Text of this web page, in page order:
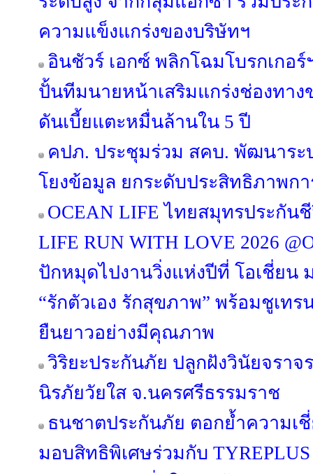
ความแข็งแกร่งของบริษัทฯ
อินชัวร์ เอกซ์ พลิกโฉมโบรกเกอ
ปั้นทีมนายหน้าเสริมแกร่งช่องทาง
ดันเบี้ยแตะหมื่นล้านใน 5 ปี
คปภ. ประชุมร่วม สคบ. พัฒนาระบ
โยงข้อมูล ยกระดับประสิทธิภาพก
OCEAN LIFE ไทยสมุทรประกัน
LIFE RUN WITH LOVE 2026
ปักหมุดไปงานวิ่งแห่งปีที่ โอเชี่ยน
“รักตัวเอง รักสุขภาพ” พร้อมชูเท
ยืนยาวอย่างมีคุณภาพ
วิริยะประกันภัย ปลูกฝังวินัยจราจ
นิรภัยวัยใส จ.นครศรีธรรมราช
ธนชาตประกันภัย ตอกย้ำความเ
มอบสิทธิพิเศษร่วมกับ